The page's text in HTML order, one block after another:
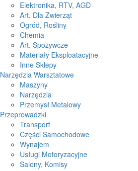
Elektronika, RTV, AGD
Art. Dla Zwierząt
Ogród, Rośliny
Chemia
Art. Spożywcze
Materiały Eksploatacyjne
Inne Sklepy
Narzędzia Warsztatowe
Maszyny
Narzędzia
Przemysł Metalowy
Przeprowadzki
Transport
Części Samochodowe
Wynajem
Usługi Motoryzacyjne
Salony, Komisy